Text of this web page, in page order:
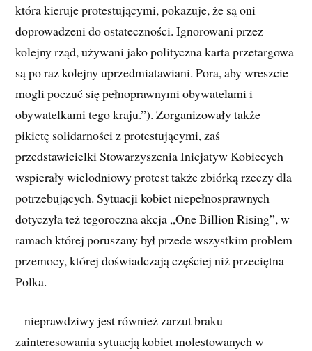
która kieruje protestującymi, pokazuje, że są oni
doprowadzeni do ostateczności. Ignorowani przez
kolejny rząd, używani jako polityczna karta przetargowa
są po raz kolejny uprzedmiatawiani. Pora, aby wreszcie
mogli poczuć się pełnoprawnymi obywatelami i
obywatelkami tego kraju.”). Zorganizowały także
pikietę solidarności z protestującymi, zaś
przedstawicielki Stowarzyszenia Inicjatyw Kobiecych
wspierały wielodniowy protest także zbiórką rzeczy dla
potrzebujących. Sytuacji kobiet niepełnosprawnych
dotyczyła też tegoroczna akcja „One Billion Rising”, w
ramach której poruszany był przede wszystkim problem
przemocy, której doświadczają częściej niż przeciętna
Polka.
– nieprawdziwy jest również zarzut braku
zainteresowania sytuacją kobiet molestowanych w